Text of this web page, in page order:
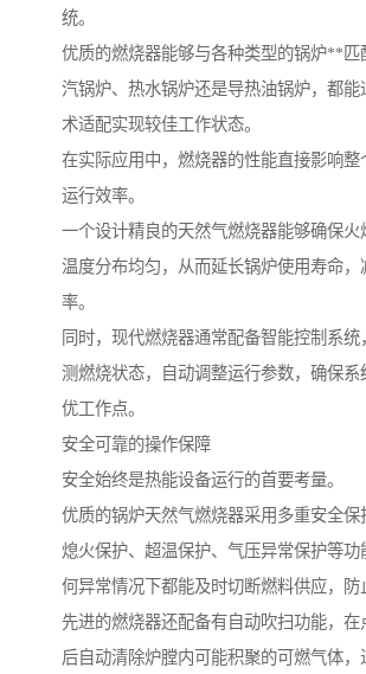
统。
优质的燃烧器能够与各种类型的锅炉**匹
汽锅炉、热水锅炉还是导热油锅炉，都能
术适配实现较佳工作状态。
在实际应用中，燃烧器的性能直接影响整
运行效率。
一个设计精良的天然气燃烧器能够确保火
温度分布均匀，从而延长锅炉使用寿命，
率。
同时，现代燃烧器通常配备智能控制系
测燃烧状态，自动调整运行参数，确保系
优工作点。
安全可靠的操作保障
安全始终是热能设备运行的首要考量。
优质的锅炉天然气燃烧器采用多重安全保
熄火保护、超温保护、气压异常保护等功
何异常情况下都能及时切断燃料供应，防
先进的燃烧器还配备有自动吹扫功能，在
后自动清除炉膛内可能积聚的可燃气体，